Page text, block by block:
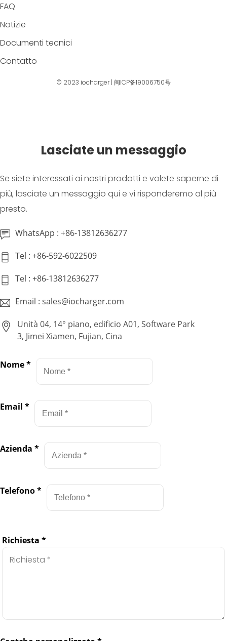
FAQ
Notizie
Documenti tecnici
Contatto
© 2023 iocharger| 闽ICP备19006750号
Lasciate un messaggio
Se siete interessati ai nostri prodotti e volete saperne di
più, lasciate un messaggio qui e vi risponderemo al più
presto.
WhatsApp : +86-13812636277
Tel : +86-592-6022509
Tel : +86-13812636277
Email : sales@iocharger.com
Unità 04, 14° piano, edificio A01, Software Park
3, Jimei Xiamen, Fujian, Cina
Nome*
Email *
Azienda *
Telefono*
Richiesta*